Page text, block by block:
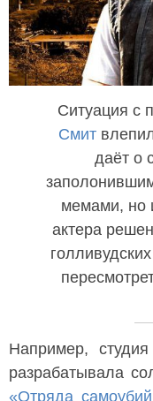
Ситуация с
Смит
даёт о
мемами, но
актера
Например,
разрабатывала
«Отряда